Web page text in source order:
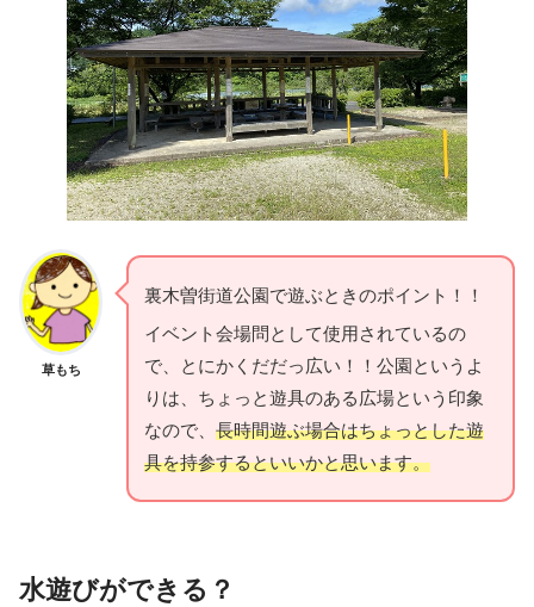
草もち
裏木曽街道公園で遊ぶときのポイント！！
イベント会場問として使用されているの
で、とにかくだだっ広い！！公園というよ
りは、ちょっと遊具のある広場という印象
なので、 長時間遊ぶ場合はちょっとした遊
具を持参するといいかと思います。
水遊びができる？